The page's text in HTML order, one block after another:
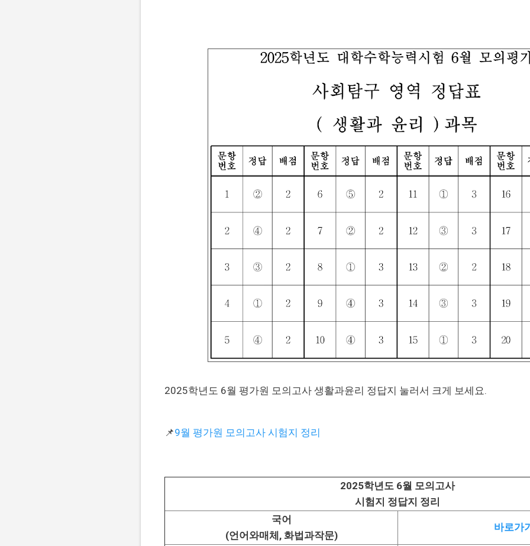
2025학년도 6월 평가원 모의고사 생활과윤리 정답지 눌러서 크게 보세요.
📌9월 평가원 모의고사 시험지 정리
2025학년도 6월 모의고사
시험지 정답지 정리
국어
(언어와매체, 화법과작문)
바로가